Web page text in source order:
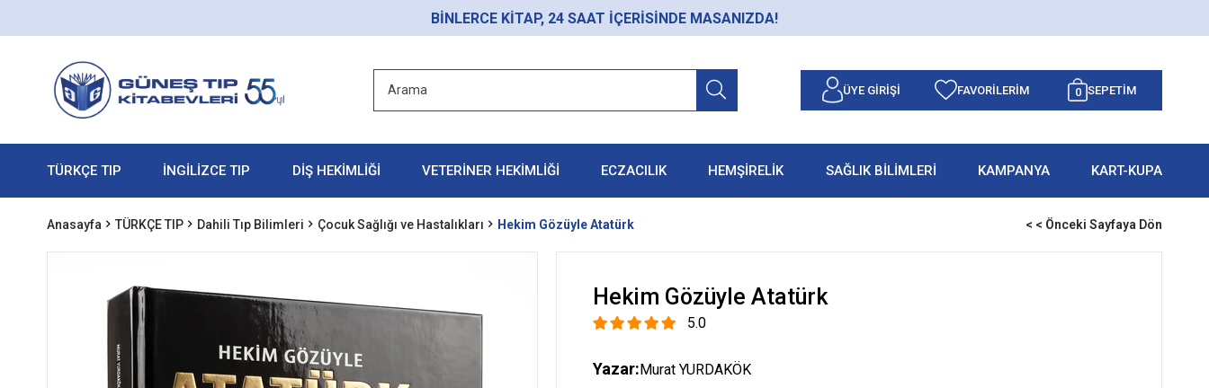
BİNLERCE KİTAP, 24 SAAT İÇERİSİNDE MASANIZDA!
ÜYE GIRIŞI FAVORILERIM SEPETIM
0
TÜRKÇE TIP İNGİLİZCE TIP DİŞ HEKİMLİĞİ VETERİNER HEKİMLİĞİ ECZACILIK HEMŞİRELİK SAĞLIK BİLİMLERİ KAMPANYA KART-KUPA
Anasayfa TÜRKÇE TIP Dahili Tıp Bilimleri Çocuk Sağlığı ve Hastalıkları Hekim Gözüyle Atatürk < < Önceki Sayfaya Dön
Hekim Gözüyle Atatürk
5.0
Yazar:Murat YURDAKÖK